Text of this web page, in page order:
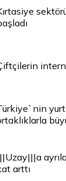
yurt
arttı